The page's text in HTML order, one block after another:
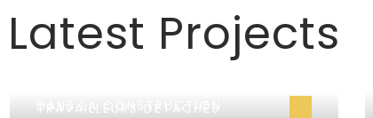
Latest Projects
DANS LA CONSTRUCTION
TRAVAILLEURS DÉTACHÉS